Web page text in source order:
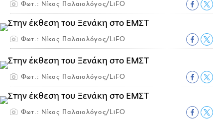
Φωτ.: Νίκος Παλαιολόγος/LiFO
Φωτ.: Νίκος Παλαιολόγος/LiFO
Φωτ.: Νίκος Παλαιολόγος/LiFO
Φωτ.: Νίκος Παλαιολόγος/LiFO